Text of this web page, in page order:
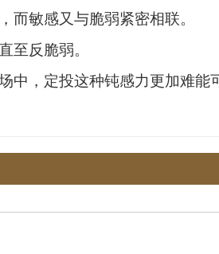
而敏感又与脆弱紧密相联。
至反脆弱。
中，定投这种钝感力更加难能